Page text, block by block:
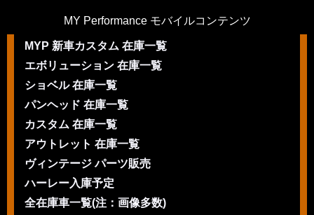
MY Performance モバイルコンテンツ
MYP 新車カスタム 在庫一覧
エボリューション 在庫一覧
ショベル 在庫一覧
パンヘッド 在庫一覧
カスタム 在庫一覧
アウトレット 在庫一覧
ヴィンテージ パーツ販売
ハーレー入庫予定
全在庫車一覧(注：画像多数)